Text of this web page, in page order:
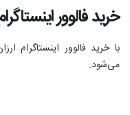
خرید فالوور
با خرید فالوور اینستاگرام
می‌شود.